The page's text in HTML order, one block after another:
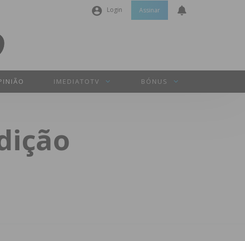
Login
Senha
Assinar
IMEDIATOTV BÓNUS